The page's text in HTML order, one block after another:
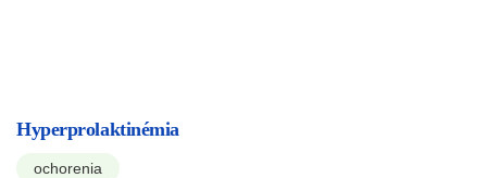
Hyperprolaktinémia
ochorenia